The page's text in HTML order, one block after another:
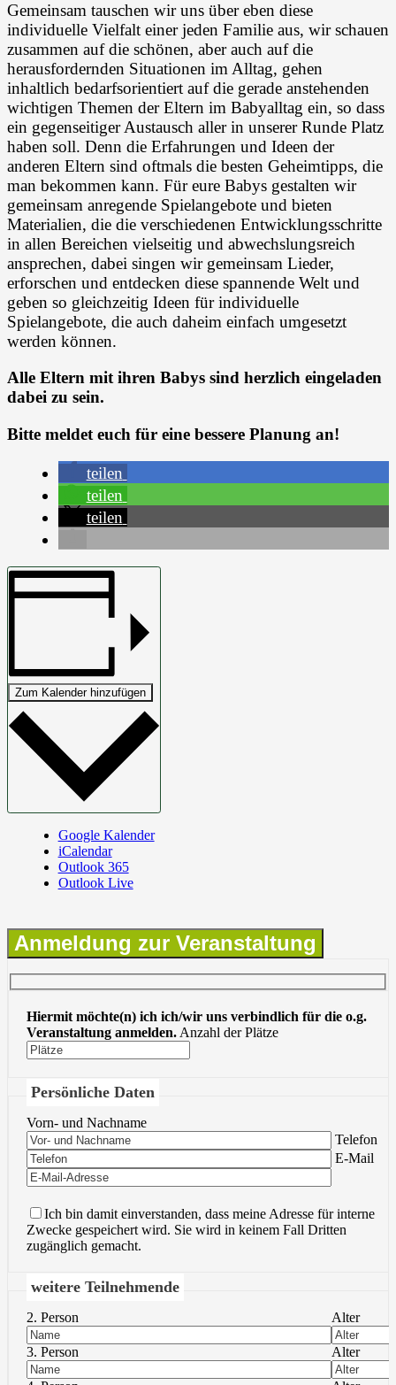
Gemeinsam tauschen wir uns über eben diese
individuelle Vielfalt einer jeden Familie aus, wir schauen
zusammen auf die schönen, aber auch auf die
herausfordernden Situationen im Alltag, gehen
inhaltlich bedarfsorientiert auf die gerade anstehenden
wichtigen Themen der Eltern im Babyalltag ein, so dass
ein gegenseitiger Austausch aller in unserer Runde Platz
haben soll. Denn die Erfahrungen und Ideen der
anderen Eltern sind oftmals die besten Geheimtipps, die
man bekommen kann. Für eure Babys gestalten wir
gemeinsam anregende Spielangebote und bieten
Materialien, die die verschiedenen Entwicklungsschritte
in allen Bereichen vielseitig und abwechslungsreich
ansprechen, dabei singen wir gemeinsam Lieder,
erforschen und entdecken diese spannende Welt und
geben so gleichzeitig Ideen für individuelle
Spielangebote, die auch daheim einfach umgesetzt
werden können.
Alle Eltern mit ihren Babys sind herzlich eingeladen
dabei zu sein.
Bitte meldet euch für eine bessere Planung an!
teilen
teilen
teilen
Zum Kalender hinzufügen
Google Kalender
iCalendar
Outlook 365
Outlook Live
Anmeldung zur Veranstaltung
Hiermit möchte(n) ich ich/wir uns verbindlich für die o.g.
Veranstaltung anmelden. Anzahl der Plätze
Persönliche Daten
Vorn- und Nachname
Bitte lasse
Telefon
Bitte lasse
E-Mail
Ich bin damit einverstanden, dass meine Adresse für interne
Zwecke gespeichert wird. Sie wird in keinem Fall Dritten
zugänglich gemacht.
weitere Teilnehmende
2. Person Alter
3. Person Alter